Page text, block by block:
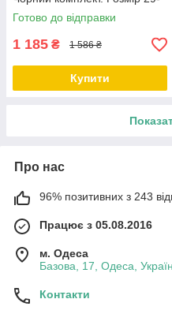
33
Готово до відправки
1 185 ₴ 1 586 ₴
Купити
Про нас
96% позитивних з 243
Працює з 05.08.2016
м. Одеса
Базова, 17, Одеса,
Контакти